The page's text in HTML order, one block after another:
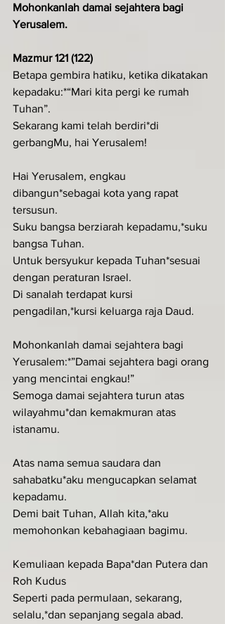
Mohonkanlah damai sejahtera bagi
Yerusalem.
Mazmur 121 (122)
Betapa gembira hatiku, ketika dikatakan
kepadaku:*“Mari kita pergi ke rumah
Tuhan”.
Sekarang kami telah berdiri*di
gerbangMu, hai Yerusalem!
Hai Yerusalem, engkau
dibangun*sebagai kota yang rapat
tersusun.
Suku bangsa berziarah kepadamu,*suku
bangsa Tuhan.
Untuk bersyukur kepada Tuhan*sesuai
dengan peraturan Israel.
Di sanalah terdapat kursi
pengadilan,*kursi keluarga raja Daud.
Mohonkanlah damai sejahtera bagi
Yerusalem:*”Damai sejahtera bagi orang
yang mencintai engkau!”
Semoga damai sejahtera turun atas
wilayahmu*dan kemakmuran atas
istanamu.
Atas nama semua saudara dan
sahabatku*aku mengucapkan selamat
kepadamu.
Demi bait Tuhan, Allah kita,*aku
memohonkan kebahagiaan bagimu.
Kemuliaan kepada Bapa*dan Putera dan
Roh Kudus
Seperti pada permulaan, sekarang,
selalu,*dan sepanjang segala abad.